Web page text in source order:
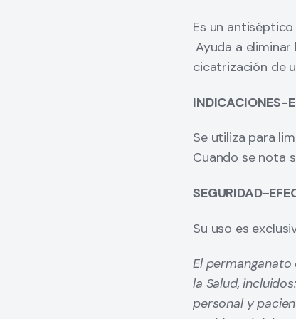
destrucción de
prolongado (6 a
desinfectante
acuerdo al
El tipo de
elegirse de
centro sanitario
equipos además
Los antisépticos
para las células
membranas
Es un
Ayuda a
cicatrización de
INDICACIONES-
Se utiliza para
Cuando se nota
SEGURIDAD-
Su uso es
El
la Salud,
personal y